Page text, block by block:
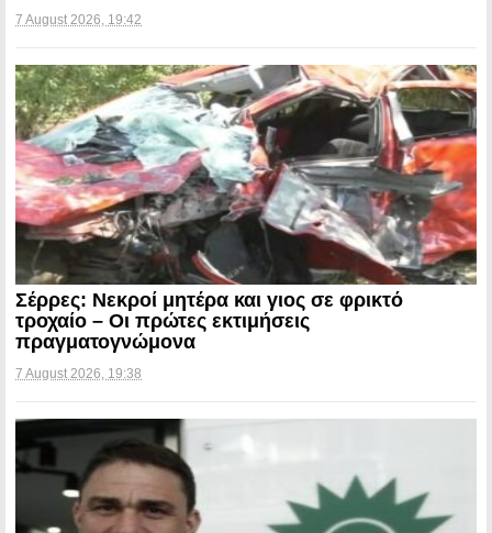
7 August 2026, 19:42
Σέρρες: Νεκροί μητέρα και γιος σε φρικτό
τροχαίο – Οι πρώτες εκτιμήσεις
πραγματογνώμονα
7 August 2026, 19:38